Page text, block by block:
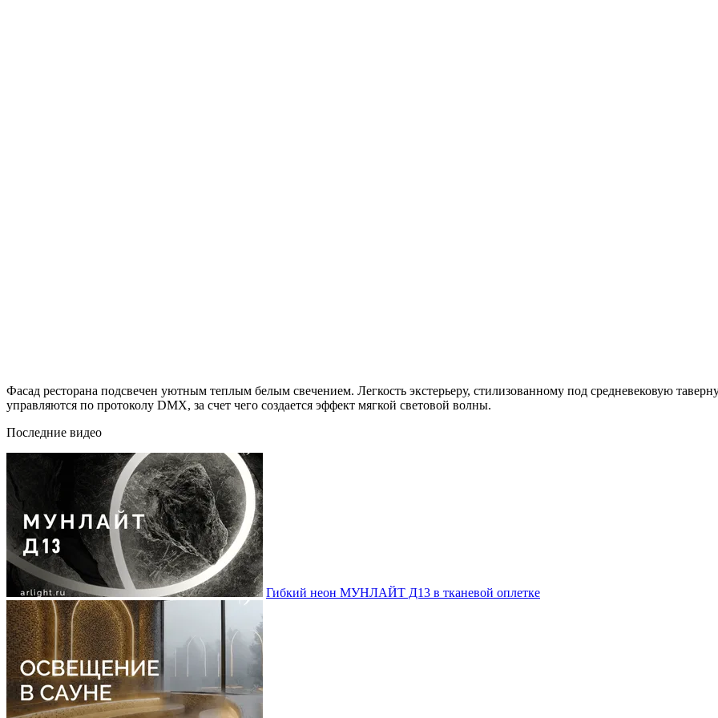
Фасад ресторана подсвечен уютным теплым белым свечением. Легкость экстерьеру, стилизованному под средневековую
управляются по протоколу DMX, за счет чего создается эффект мягкой световой волны.
Последние видео
Гибкий неон МУНЛАЙТ Д13 в тканевой оплетке